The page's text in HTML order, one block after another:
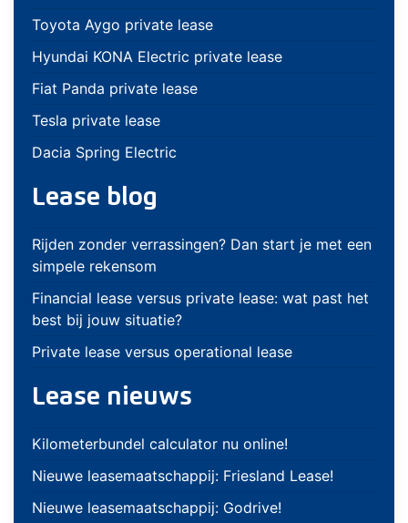
Toyota Aygo private lease
Hyundai KONA Electric private lease
Fiat Panda private lease
Tesla private lease
Dacia Spring Electric
Lease blog
Rijden zonder verrassingen? Dan start je met een
simpele rekensom
Financial lease versus private lease: wat past het
best bij jouw situatie?
Private lease versus operational lease
Lease nieuws
Kilometerbundel calculator nu online!
Nieuwe leasemaatschappij: Friesland Lease!
Nieuwe leasemaatschappij: Godrive!